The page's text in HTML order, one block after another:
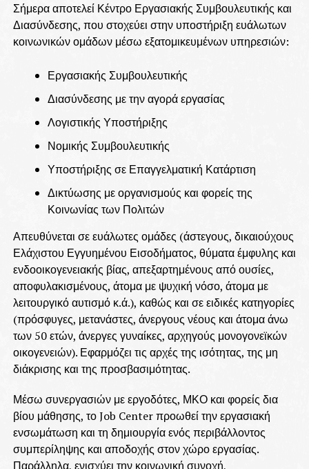
Σήμερα αποτελεί Κέντρο Εργασιακής Συμβουλευτικής και
Διασύνδεσης, που στοχεύει στην υποστήριξη ευάλωτων
κοινωνικών ομάδων μέσω εξατομικευμένων υπηρεσιών:
Εργασιακής Συμβουλευτικής
Διασύνδεσης με την αγορά εργασίας
Λογιστικής Υποστήριξης
Νομικής Συμβουλευτικής
Υποστήριξης σε Επαγγελματική Κατάρτιση
Δικτύωσης με οργανισμούς και φορείς της
Κοινωνίας των Πολιτών
Απευθύνεται σε ευάλωτες ομάδες (άστεγους, δικαιούχους
Ελάχιστου Εγγυημένου Εισοδήματος, θύματα έμφυλης και
ενδοοικογενειακής βίας, απεξαρτημένους από ουσίες,
αποφυλακισμένους, άτομα με ψυχική νόσο, άτομα με
λειτουργικό αυτισμό κ.ά.), καθώς και σε ειδικές κατηγορίες
(πρόσφυγες, μετανάστες, άνεργους νέους και άτομα άνω
των 50 ετών, άνεργες γυναίκες, αρχηγούς μονογονεϊκών
οικογενειών). Εφαρμόζει τις αρχές της ισότητας, της μη
διάκρισης και της προσβασιμότητας.
Μέσω συνεργασιών με εργοδότες, ΜΚΟ και φορείς δια
βίου μάθησης, το Job Center προωθεί την εργασιακή
ενσωμάτωση και τη δημιουργία ενός περιβάλλοντος
συμπερίληψης και αποδοχής στον χώρο εργασίας.
Παράλληλα, ενισχύει την κοινωνική συνοχή,